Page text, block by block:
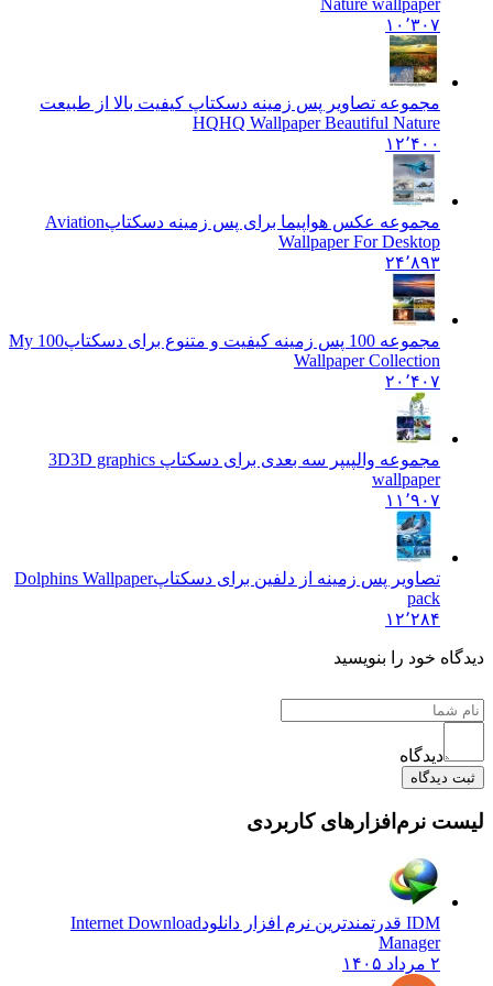
Nature wallpaper
۱۰٬۳۰۷
مجموعه تصاویر پس زمینه دسکتاپ کیفیت بالا از طبیعت
HQHQ Wallpaper Beautiful Nature
۱۲٬۴۰۰
مجموعه عکس هواپیما برای پس زمینه دسکتاپAviation
Wallpaper For Desktop
۲۴٬۸۹۳
مجموعه 100 پس زمینه کیفیت و متنوع برای دسکتاپ
100 My
Wallpaper Collection
۲۰٬۴۰۷
مجموعه والپیپر سه بعدی برای دسکتاپ 3D3D graphics
wallpaper
۱۱٬۹۰۷
تصاویر پس زمینه از دلفین برای دسکتاپDolphins Wallpaper
۱۲٬۲۸۴
خود را بنویسید
نرم‌افزارهای کاربردی
Internet Download
Manager